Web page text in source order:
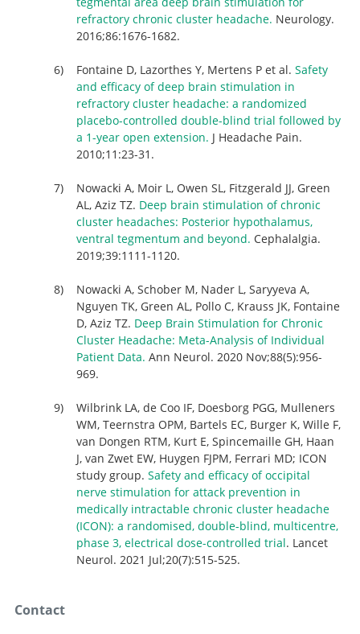
refractory chronic cluster headache. Neurology.
2016;86:1676-1682.
Fontaine D, Lazorthes Y, Mertens P et al. Safety
and efficacy of deep brain stimulation in
refractory cluster headache: a randomized
placebo-controlled double-blind trial followed by
a 1-year open extension. J Headache Pain.
2010;11:23-31.
Nowacki A, Moir L, Owen SL, Fitzgerald JJ, Green
AL, Aziz TZ. Deep brain stimulation of chronic
cluster headaches: Posterior hypothalamus,
ventral tegmentum and beyond. Cephalalgia.
2019;39:1111-1120.
Nowacki A, Schober M, Nader L, Saryyeva A,
Nguyen TK, Green AL, Pollo C, Krauss JK, Fontaine
D, Aziz TZ. Deep Brain Stimulation for Chronic
Cluster Headache: Meta-Analysis of Individual
Patient Data. Ann Neurol. 2020 Nov;88(5):956-
969.
Wilbrink LA, de Coo IF, Doesborg PGG, Mulleners
WM, Teernstra OPM, Bartels EC, Burger K, Wille F,
van Dongen RTM, Kurt E, Spincemaille GH, Haan
J, van Zwet EW, Huygen FJPM, Ferrari MD; ICON
study group. Safety and efficacy of occipital
nerve stimulation for attack prevention in
medically intractable chronic cluster headache
(ICON): a randomised, double-blind, multicentre,
phase 3, electrical dose-controlled trial. Lancet
Neurol. 2021 Jul;20(7):515-525.
Contact